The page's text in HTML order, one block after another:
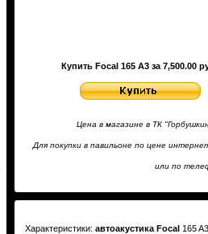
Купить Focal 165 A3 за 7,500.00
Цена в магазине в ТК
Для покупки в павильоне по цене
или по
Характеристики: автоакустика Focal 165 A3